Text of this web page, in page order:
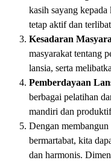
kasih sayang
tetap aktif dan
Kesadaran
masyarakat tentang
lansia, serta
Pemberdayaan
berbagai pelatihan
mandiri dan
Dengan
bermartabat, kita
dan harmonis.